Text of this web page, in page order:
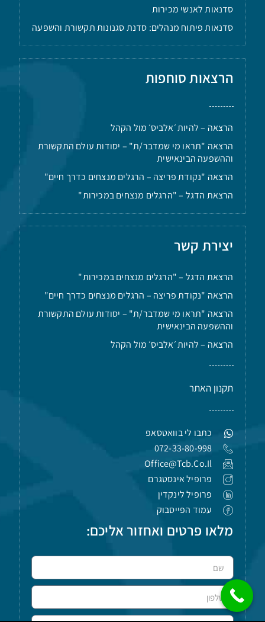
סדנאות לאנשי מכירות
סדנאות פיתוח מנהלים: סדנת סגנונות תקשורת והשפעה
הרצאות סוחפות
הרצאה – להיות ׳אלביס׳ מול הקהל
הרצאה "תראו מי שמדבר/ת" – יסודות עולם התקשורת
וההשפעה הבינאישית
הרצאה "נקודת פריצה – הרגלים מנצחים כדרך חיים"
הרצאת הדגל – "הרגלים מנצחים במכירות"
יצירת קשר
הרצאת הדגל – "הרגלים מנצחים במכירות"
הרצאה "נקודת פריצה – הרגלים מנצחים כדרך חיים"
הרצאה "תראו מי שמדבר/ת" – יסודות עולם התקשורת
וההשפעה הבינאישית
הרצאה – להיות ׳אלביס׳ מול הקהל
תקנון האתר
כתבו לי בוואטסאפ
072-33-80-998
Office@tcb.co.il
פרופיל אינסטגרם
פרופיל לינקדין
עמוד הפייסבוק
מלאו פרטים ואחזור אליכם: